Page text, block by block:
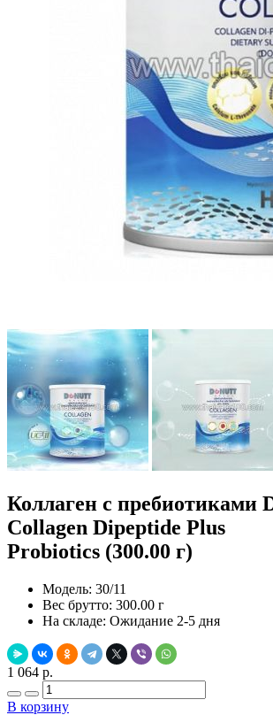
Коллаген с пребиотиками
Collagen Dipeptide Plus
Probiotics (300.00 г)
Модель: 30/11
Вес брутто: 300.00 г
На складе: Ожидание 2-5 дня
1 064 р.
В корзину